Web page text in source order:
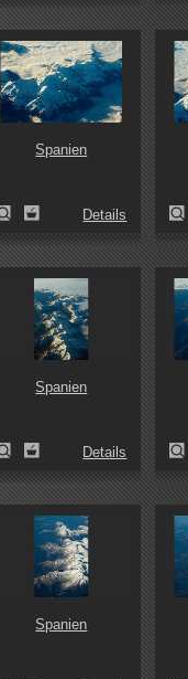
Spanien
Details
Spanien
Details
Spanien